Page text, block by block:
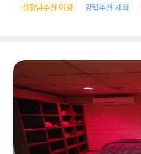
실장님추천 아영 강력추천 세희